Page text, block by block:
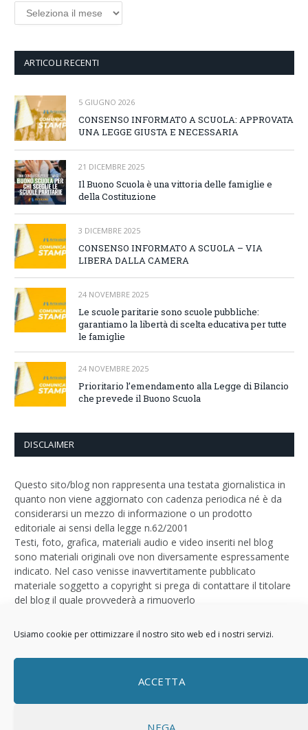
Usiamo cookie per ottimizzare il nostro sito web ed i nostri servizi.
ACCETTA
NEGA
Archivi
ARTICOLI RECENTI
5 GIUGNO 2026
CONSENSO INFORMATO A SCUOLA: APPROVATA
UNA LEGGE GIUSTA E NECESSARIA
21 DICEMBRE 2025
Il Buono Scuola è una vittoria delle famiglie e
della Costituzione
3 DICEMBRE 2025
CONSENSO INFORMATO A SCUOLA – VIA
LIBERA DALLA CAMERA
24 NOVEMBRE 2025
Le scuole paritarie sono scuole pubbliche:
garantiamo la libertà di scelta educativa per tutte
le famiglie
24 NOVEMBRE 2025
Prioritario l’emendamento alla Legge di Bilancio
che prevede il Buono Scuola
DISCLAIMER
Questo sito/blog non rappresenta una testata giornalistica in
quanto non viene aggiornato con cadenza periodica né è da
considerarsi un mezzo di informazione o un prodotto
editoriale ai sensi della legge n.62/2001
Testi, foto, grafica, materiali audio e video inseriti nel blog
sono materiali originali ove non diversamente espressamente
indicato. Nel caso venisse inavvertitamente pubblicato
materiale soggetto a copyright si prega di contattare il titolare
del blog il quale provvederà a rimuoverlo
Logo bySizegraph